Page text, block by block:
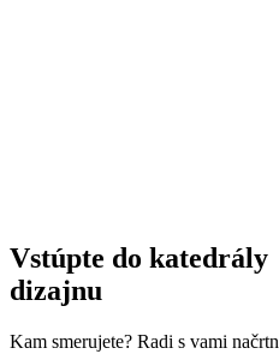
Vstúpte do katedrály
dizajnu
Kam smerujete? Radi s vami